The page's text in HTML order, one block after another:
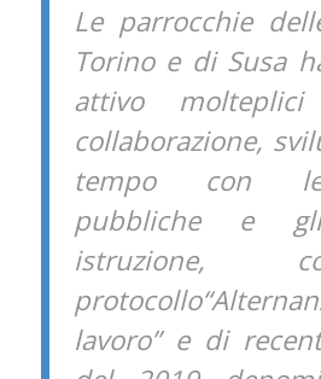
Le parrocchie
Torino e di Susa
attivo
collaborazione,
tempo con
pubbliche e
istruzione,
lavoro” e di